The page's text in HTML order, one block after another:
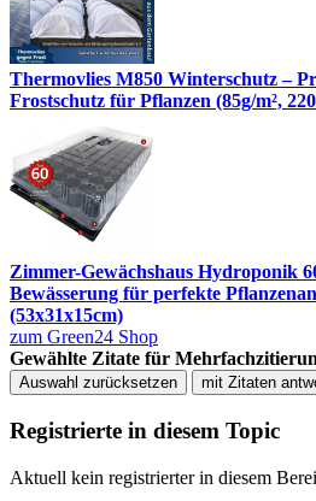
Thermovlies M850 Winterschutz –
Frostschutz für Pflanzen (85g/m²,
Zimmer-Gewächshaus Hydroponik
Bewässerung für perfekte
(53x31x15cm)
zum Green24 Shop
Gewählte Zitate für
Auswahl zurücksetzen mit Zitaten
Registrierte in diesem Topic
Aktuell kein registrierter in diesem